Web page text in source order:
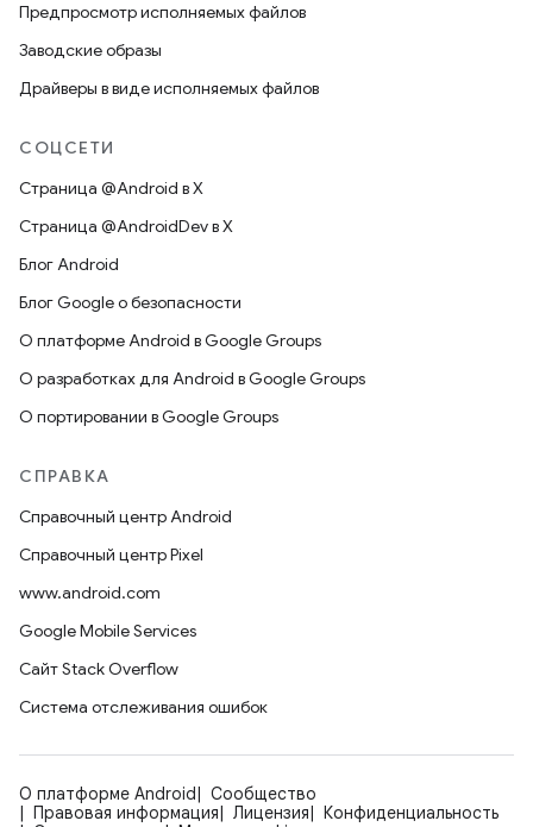
Предпросмотр исполняемых файлов
Заводские образы
Драйверы в виде исполняемых файлов
СОЦСЕТИ
Страница @Android в X
Страница @AndroidDev в X
Блог Android
Блог Google о безопасности
О платформе Android в Google Groups
О разработках для Android в Google Groups
О портировании в Google Groups
СПРАВКА
Справочный центр Android
Справочный центр Pixel
www.android.com
Google Mobile Services
Сайт Stack Overflow
Система отслеживания ошибок
О платформе Android
Сообщество
Правовая информация
Лицензия
Конфиденциальность